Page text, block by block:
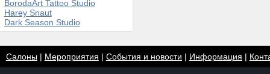
BorodaArt Tattoo Studio
Harey Snaut
Dark Season Studio
Салоны| Мероприятия | События и новости | Информация |